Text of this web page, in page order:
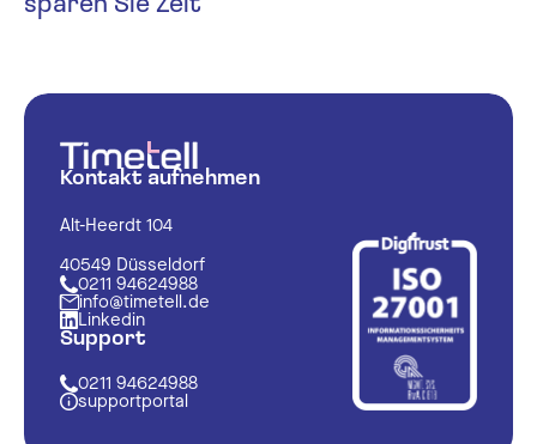
Kontakt aufnehmen
Alt-Heerdt 104
40549 Düsseldorf
0211 94624988
info@timetell.de
Linkedin
Support
0211 94624988
supportportal